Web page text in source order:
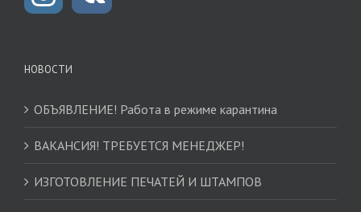
НОВОСТИ
ОБЪЯВЛЕНИЕ! Работа в режиме карантина
ВАКАНСИЯ! ТРЕБУЕТСЯ МЕНЕДЖЕР!
ИЗГОТОВЛЕНИЕ ПЕЧАТЕЙ И ШТАМПОВ